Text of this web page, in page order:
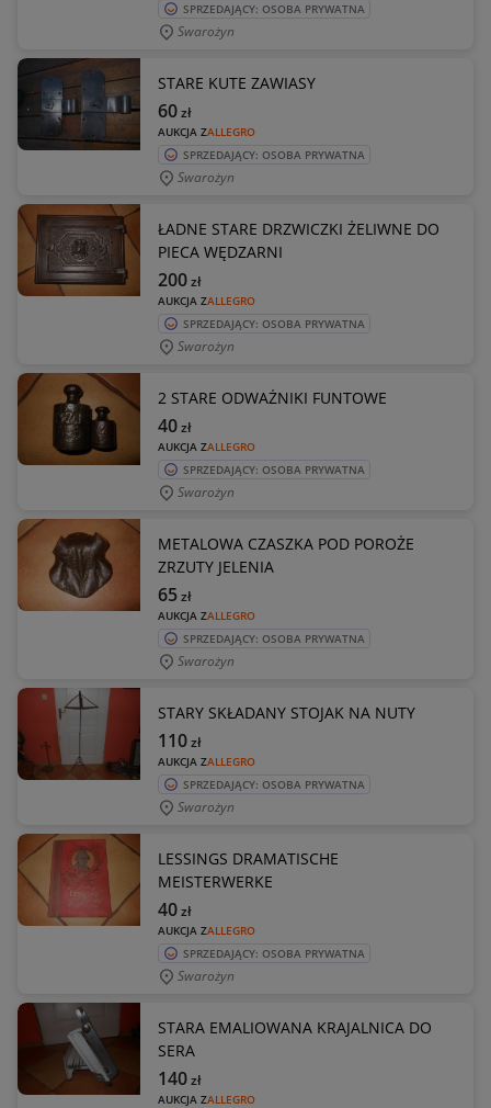
SPRZEDAJĄCY: OSOBA PRYWATNA
Swarożyn
STARE KUTE ZAWIASY
AUKCJA ZALLEGRO
60zł
SPRZEDAJĄCY: OSOBA PRYWATNA
Swarożyn
ŁADNE STARE DRZWICZKI ŻELIWNE DO
PIECA WĘDZARNI
AUKCJA ZALLEGRO
200zł
SPRZEDAJĄCY: OSOBA PRYWATNA
Swarożyn
2 STARE ODWAŻNIKI FUNTOWE
AUKCJA ZALLEGRO
40zł
SPRZEDAJĄCY: OSOBA PRYWATNA
Swarożyn
METALOWA CZASZKA POD POROŻE
ZRZUTY JELENIA
AUKCJA ZALLEGRO
65zł
SPRZEDAJĄCY: OSOBA PRYWATNA
Swarożyn
STARY SKŁADANY STOJAK NA NUTY
AUKCJA ZALLEGRO
110zł
SPRZEDAJĄCY: OSOBA PRYWATNA
Swarożyn
LESSINGS DRAMATISCHE
MEISTERWERKE
AUKCJA ZALLEGRO
40zł
SPRZEDAJĄCY: OSOBA PRYWATNA
Swarożyn
STARA EMALIOWANA KRAJALNICA DO
SERA
AUKCJA ZALLEGRO
140zł